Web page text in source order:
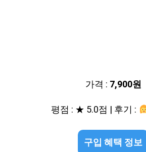
가격 : 7,900원
평점 : ★ 5.0점 | 후기 :
구입 혜택 정보